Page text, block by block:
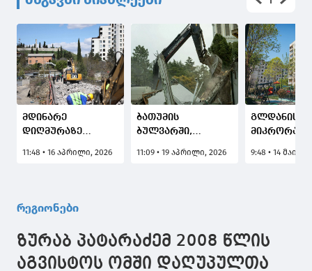
მდინარე
დიღმურაზე
საავტომობილო
11:48 • 16 აპრილი, 2026
ბათუმის
ბულვარში,
ზონაში კიდევ
11:09 • 19 აპრილი, 2026
გლდანის
9:48 • 14 მაისი,
რეგიონები
ზურაბ პატარაძემ 2008 წლის
აგვისტოს ომში დაღუპულთა